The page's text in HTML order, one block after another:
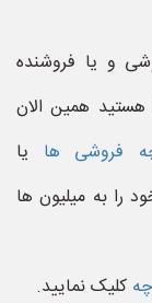
و یا فروشنده
همین الان
فروشی ها یا
را به میلیون ها
کلیک نمایید.